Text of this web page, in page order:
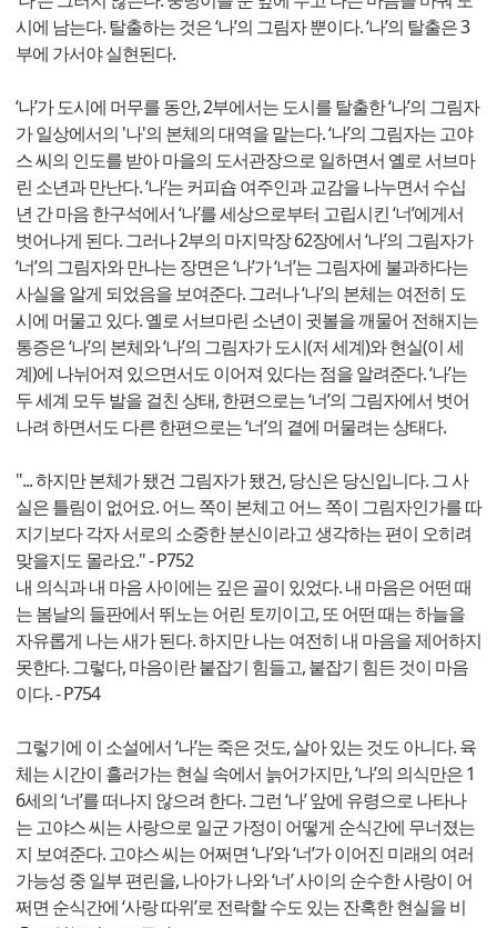
시에 남는다. 탈출하는 것은 ‘나’의 그림자 뿐이다. ‘나’의 탈출은 3
부에 가서야 실현된다.
‘나’가 도시에 머무를 동안, 2부에서는 도시를 탈출한 ‘나’의 그림자
가 일상에서의 '나'의 본체의 대역을 맡는다. ‘나’의 그림자는 고야
스 씨의 인도를 받아 마을의 도서관장으로 일하면서 옐로 서브마
린 소년과 만난다. ‘나’는 커피숍 여주인과 교감을 나누면서 수십
년 간 마음 한구석에서 ‘나’를 세상으로부터 고립시킨 ‘너’에게서
벗어나게 된다. 그러나 2부의 마지막장 62장에서 ‘나’의 그림자가
‘너’의 그림자와 만나는 장면은 ‘나’가 ‘너’는 그림자에 불과하다는
사실을 알게 되었음을 보여준다. 그러나 ‘나’의 본체는 여전히 도
시에 머물고 있다. 옐로 서브마린 소년이 귓볼을 깨물어 전해지는
통증은 ‘나’의 본체와 ‘나’의 그림자가 도시(저 세계)와 현실(이 세
계)에 나뉘어져 있으면서도 이어져 있다는 점을 알려준다. ‘나’는
두 세계 모두 발을 걸친 상태, 한편으로는 ‘너’의 그림자에서 벗어
나려 하면서도 다른 한편으로는 ‘너’의 곁에 머물려는 상태다.
"... 하지만 본체가 됐건 그림자가 됐건, 당신은 당신입니다. 그 사
실은 틀림이 없어요. 어느 쪽이 본체고 어느 쪽이 그림자인가를 따
지기보다 각자 서로의 소중한 분신이라고 생각하는 편이 오히려
맞을지도 몰라요." - P752
내 의식과 내 마음 사이에는 깊은 골이 있었다. 내 마음은 어떤 때
는 봄날의 들판에서 뛰노는 어린 토끼이고, 또 어떤 때는 하늘을
자유롭게 나는 새가 된다. 하지만 나는 여전히 내 마음을 제어하지
못한다. 그렇다, 마음이란 붙잡기 힘들고, 붙잡기 힘든 것이 마음
이다. - P754
그렇기에 이 소설에서 ‘나’는 죽은 것도, 살아 있는 것도 아니다. 육
체는 시간이 흘러가는 현실 속에서 늙어가지만, ‘나’의 의식만은 1
6세의 ‘너’를 떠나지 않으려 한다. 그런 ‘나’ 앞에 유령으로 나타나
는 고야스 씨는 사랑으로 일군 가정이 어떻게 순식간에 무너졌는
지 보여준다. 고야스 씨는 어쩌면 ‘나’와 ‘너’가 이어진 미래의 여러
가능성 중 일부 편린을, 나아가 나와 ‘너’ 사이의 순수한 사랑이 어
쩌면 순식간에 ‘사랑 따위’로 전락할 수도 있는 잔혹한 현실을 비